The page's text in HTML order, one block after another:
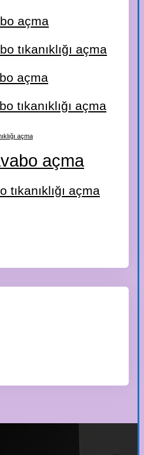
açma
tıkanıklığı açma
açma
tıkanıklığı açma
açma
açma
açma